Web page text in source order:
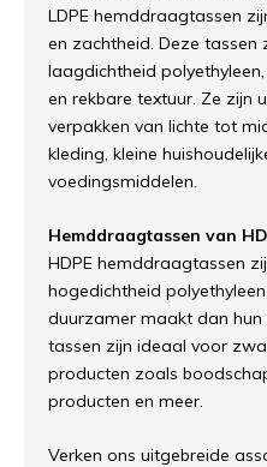
LDPE hemddraagtassen
en zachtheid. Deze tassen
laagdichtheid
en rekbare textuur. Ze zijn
verpakken van lichte tot
kleding, kleine
voedingsmiddelen.
Hemddraagtassen van
HDPE hemddraagtassen
hogedichtheid
duurzamer maakt dan hun
tassen zijn ideaal voor
producten zoals
producten en meer.
Verken ons uitgebreide